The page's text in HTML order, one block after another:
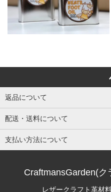
返品について
配送・送料について
支払い方法について
CraftmansGarden(
レザークラフト革材